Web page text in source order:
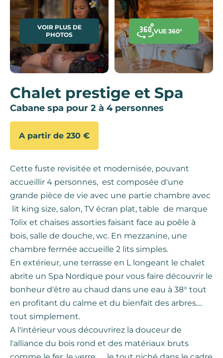
VOIR PLUS DE
PHOTOS
VUE 360°
Chalet prestige et Spa
Cabane spa pour 2 à 4 personnes
A partir de 230 €
Cette fuste revisitée et modernisée, pouvant
accueillir 4 personnes, est composée d'une
grande pièce de vie avec une partie chambre avec
lit king size, salon, TV écran plat, table de marque
Tolix et chaises assorties faisant face au poêle à
bois, salle de douche, wc. En mezzanine, une
chambre fermée accueille 2 lits simples.
En extérieur, une terrasse en L longeant le chalet
abrite un Spa Nordique pour vous faire découvrir le
bonheur d'être au chaud dans une eau à 38° tout
en profitant du calme et du bienfait des arbres....
tout simplement.
A l'intérieur vous découvrirez la douceur de
l'alliance du bois rond et des matériaux bruts